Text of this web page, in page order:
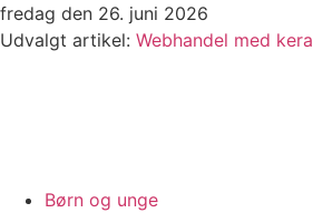
Videre
til
fredag den 26. juni 2026
Udvalgt artikel: Webhandel med
Børn og unge